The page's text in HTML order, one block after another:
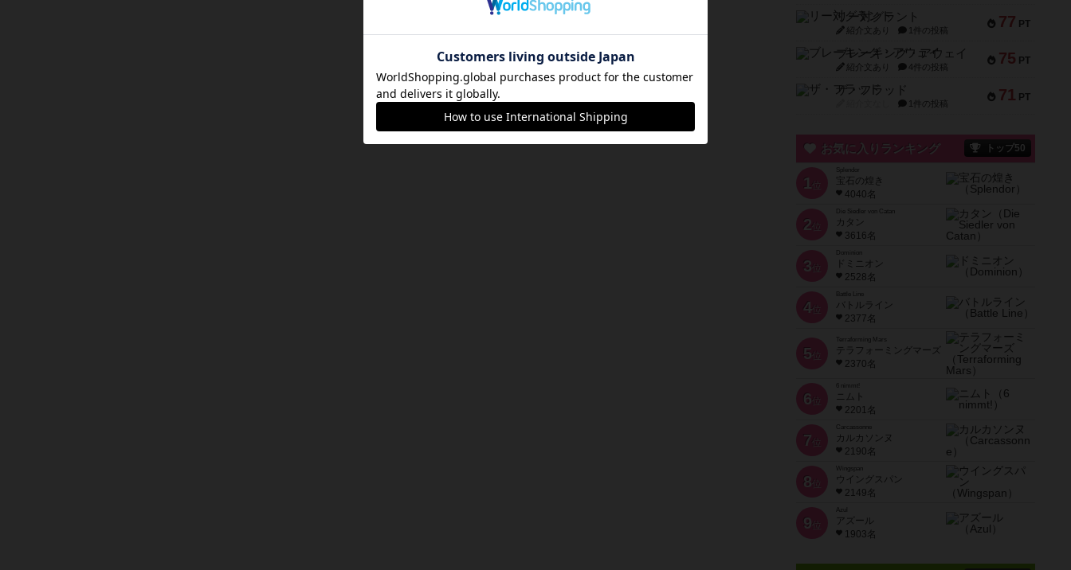
77 PT
リー対グラント
紹介文あり 1件の投稿
75 PT
ブレーキング・アウェイ
紹介文あり 4件の投稿
71 PT
ザ・フラッド
1件の投稿
お気に入りランキング トップ50
1 位
宝石の煌き
4040名
2 位
Die Siedler von Catan
カタン
3616名
3 位
ドミニオン
2528名
4位
Battle Line
バトルライン
2377名
5 位
Terraforming Mars
テラフォーミングマーズ
2370名
6 位
ニムト
2201名
7 位
Carcassonne
カルカソンヌ
2190名
8 位
Wingspan
ウイングスパン
2149名
9 位
Azul
アズール
1903名